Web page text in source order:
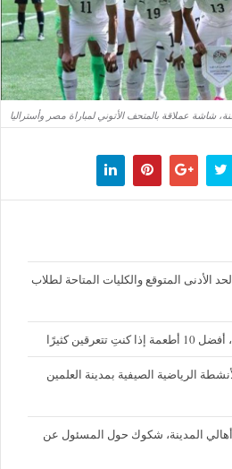
شاشة عملاقة بالمتحف الأتوني لمباراة مصر وأستراليا
العلاج الطبيعي 2026، الحد الأدنى المتوقع والكليات المتاحة لطلاب
كثيرًا
الرياضية الصيفية بمدينة العلمين
المدينة، شكوك حول المسئول عن